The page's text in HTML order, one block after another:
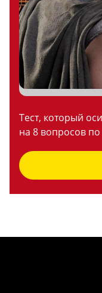
Тест, который
на 8 вопросов